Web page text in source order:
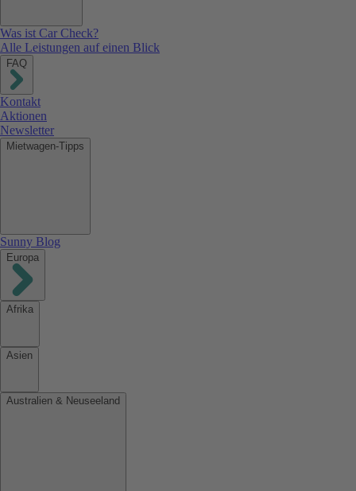
Was ist Car Check?
Alle Leistungen auf einen Blick
FAQ
Kontakt
Aktionen
Newsletter
Mietwagen-Tipps
Sunny Blog
Europa
Afrika
Asien
Australien & Neuseeland